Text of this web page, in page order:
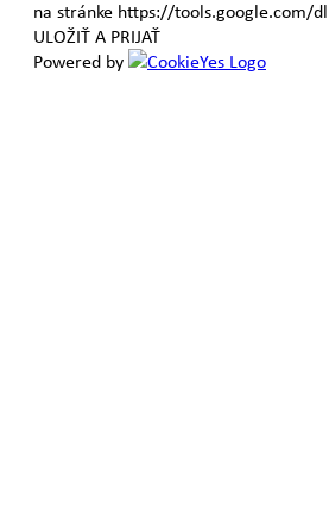
na stránke https://tools.google.com/
ULOŽIŤ A PRIJAŤ
Powered by